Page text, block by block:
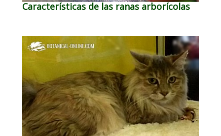
Características de las ranas arborícolas